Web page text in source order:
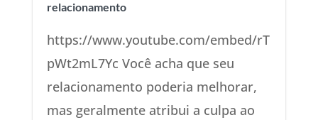
relacionamento
https://www.youtube.com/embed/rT
pWt2mL7Yc Você acha que seu
relacionamento poderia melhorar,
mas geralmente atribui a culpa ao